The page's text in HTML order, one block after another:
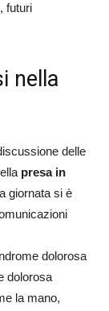
futuri
nella
delle
presa in
giornata si è
dolorosa
dolorosa
la mano,